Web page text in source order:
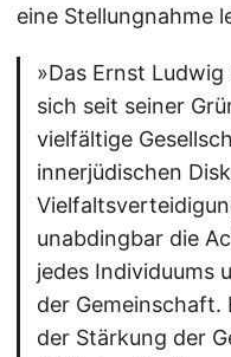
eine Stellungnahme
»Das Ernst
sich seit seiner
vielfältige
innerjüdischen
unabdingbar die
jedes Individuums
der
der Stärkung der